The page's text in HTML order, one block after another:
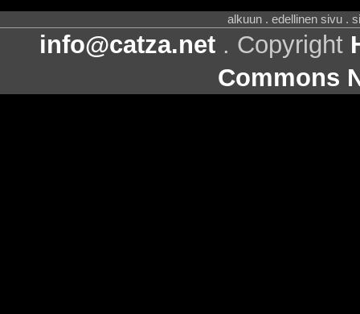
alkuun . edellinen sivu .
info@catza.net . Copyright
Commons